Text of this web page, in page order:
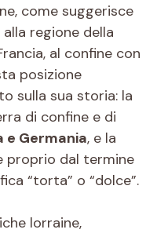
come suggerisce
regione della
al confine con
posizione
sulla sua storia: la
di confine e di
e Germania, e la
proprio dal termine
“torta” o “dolce”.
lorraine,